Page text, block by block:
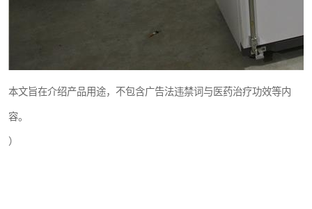
本文旨在介绍产品用途，不包含广告法违禁词与医药治疗功效等内
容。
）